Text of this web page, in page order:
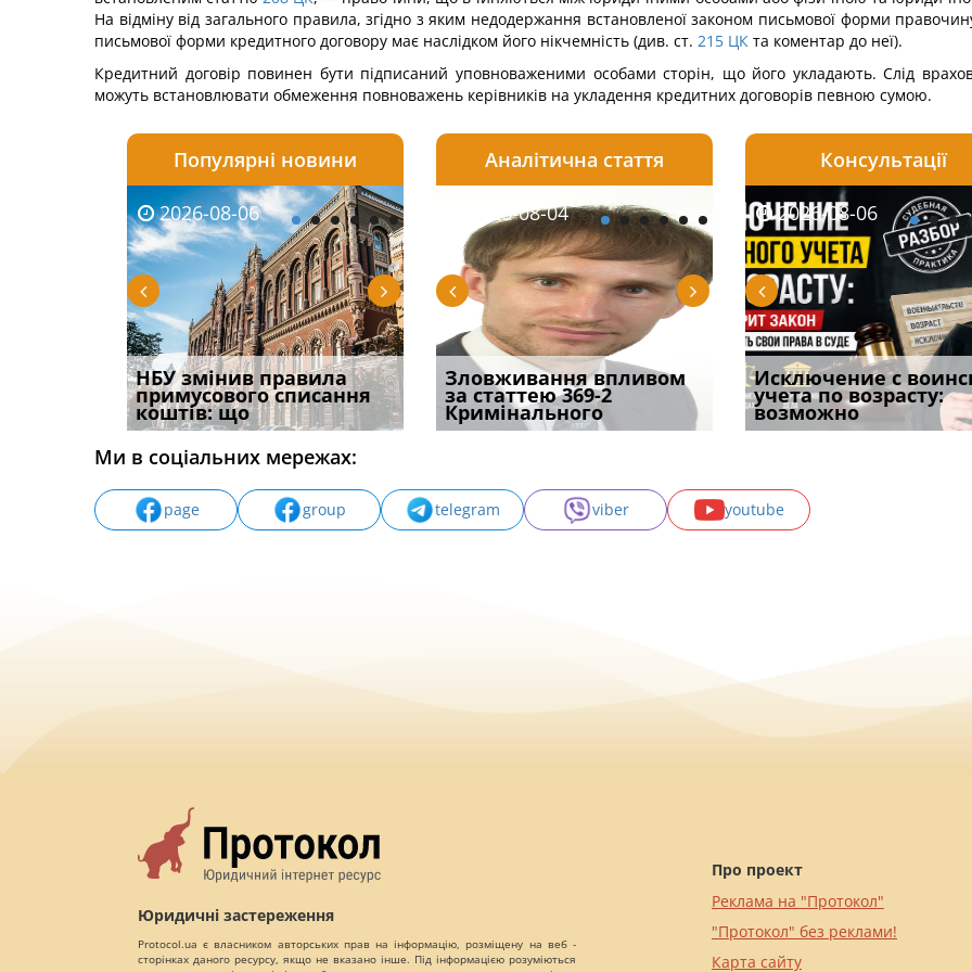
На відміну від загального правила, згідно з яким недодержання встановленої законом письмової форми
письмової форми кредитного договору має наслідком його нікчемність (див. ст. 215 ЦК та коментар до неї).
Кредитний договір повинен бути підписаний уповноваженими особами сторін, що його укладають. Слід
можуть встановлювати обмеження повноважень керівників на укладення кредитних договорів певною сумою.
Популярні новини
2026-08-06
НБУ змінив правила
примусового списання
коштів: що
2026-08-06
Якщо суд встановив для
відшкодування шкоди
наявніс
2026-08-06
Документи, на яких не
проставляється
апостиль: пер
Аналітична стаття
2026-08-03
Водії можуть отримати
компенсацію за
незаконні дії
2026-08-04
Зловживання впливом
за статтею 369-2
Кримінального
2026-08-04
Переоформлення
відстрочки за іншою
підставою: нов
Консультації
2026-08-05
Особливості захисту у
кримінальному
провадженні: я
2026-08-06
Исключение с
учета по возрасту:
возможно
2026-07-30
Восьмий ААС
підтвердив, що
може скас
Ми в соціальних мережах:
page group telegram viber youtube
Юридичні застереження
Protocol.ua є власником авторських прав на інформацію, розміщену на веб -
сторінках даного ресурсу, якщо не вказано інше. Під інформацією розуміються
Про проект
Реклама на "Протокол"
"Протокол" без реклами!
Карта сайту